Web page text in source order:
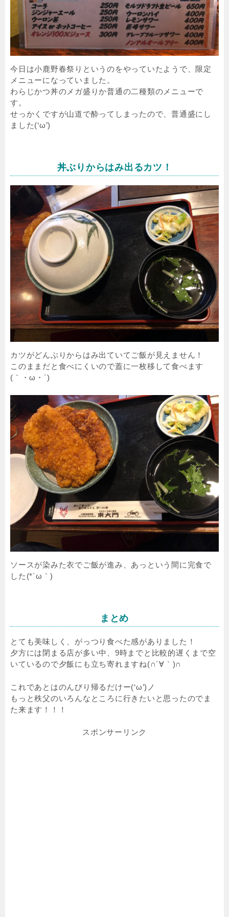
今日は小鹿野春祭りというのをやっていたようで、限定
メニューになっていました。
わらじかつ丼のメガ盛りか普通の二種類のメニューで
す。
せっかくですが山道で酔ってしまったので、普通盛にし
ました(‘ω’)
丼ぶりからはみ出るカツ！
カツがどんぶりからはみ出ていてご飯が見えません！
このままだと食べにくいので蓋に一枚移して食べます
(｀・ω・´)
ソースが染みた衣でご飯が進み、あっという間に完食で
した(*´ω｀)
まとめ
とても美味しく、がっつり食べた感がありました！
夕方には閉まる店が多い中、9時までと比較的遅くまで空
いているので夕飯にも立ち寄れますね(∩´∀｀)∩
これであとはのんびり帰るだけー(‘ω’)ノ
もっと秩父のいろんなところに行きたいと思ったのでま
た来ます！！！
スポンサーリンク